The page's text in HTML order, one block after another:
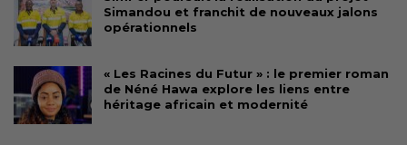
Simandou et franchit de nouveaux jalons
opérationnels
« Les Racines du Futur » : le premier roman
de Néné Hawa explore les liens entre
héritage africain et modernité